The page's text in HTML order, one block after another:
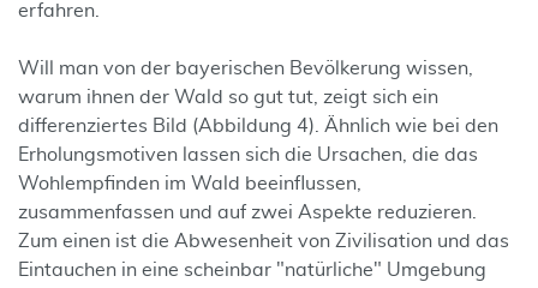
erfahren.
Will man von der bayerischen Bevölkerung wissen,
warum ihnen der Wald so gut tut, zeigt sich ein
differenziertes Bild (Abbildung 4). Ähnlich wie bei den
Erholungsmotiven lassen sich die Ursachen, die das
Wohlempfinden im Wald beeinflussen,
zusammenfassen und auf zwei Aspekte reduzieren.
Zum einen ist die Abwesenheit von Zivilisation und das
Eintauchen in eine scheinbar "natürliche" Umgebung